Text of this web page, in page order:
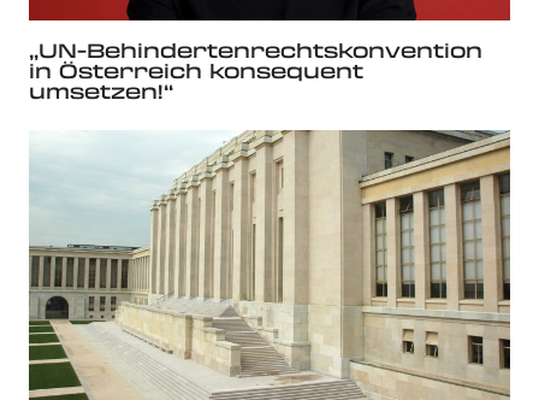
„UN-Behindertenrechtskonvention
in Österreich konsequent
umsetzen!“